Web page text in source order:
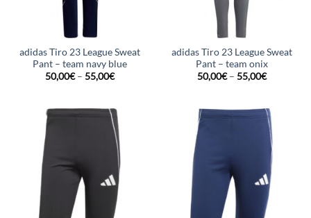
adidas Tiro 23 League Sweat
Pant – team navy blue
50,00€– 55,00€
adidas Tiro 23 League Sweat
Pant – team onix
50,00€– 55,00€